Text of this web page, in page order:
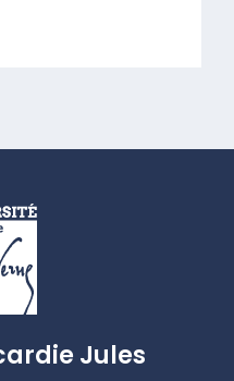
Jules